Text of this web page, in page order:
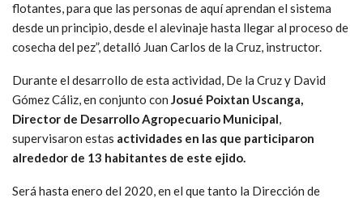
flotantes, para que las personas de aquí aprendan el sistema
desde un principio, desde el alevinaje hasta llegar al proceso de
cosecha del pez”, detalló Juan Carlos de la Cruz, instructor.
Durante el desarrollo de esta actividad, De la Cruz y David
Gómez Cáliz, en conjunto con Josué Poixtan Uscanga,
Director de Desarrollo Agropecuario Municipal,
supervisaron estas actividades en las que participaron
alrededor de 13 habitantes de este ejido.
Será hasta enero del 2020, en el que tanto la Dirección de